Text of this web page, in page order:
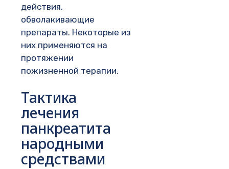
действия,
обволакивающие
препараты. Некоторые из
них применяются на
протяжении
пожизненной терапии.
Тактика
лечения
панкреатита
народными
средствами